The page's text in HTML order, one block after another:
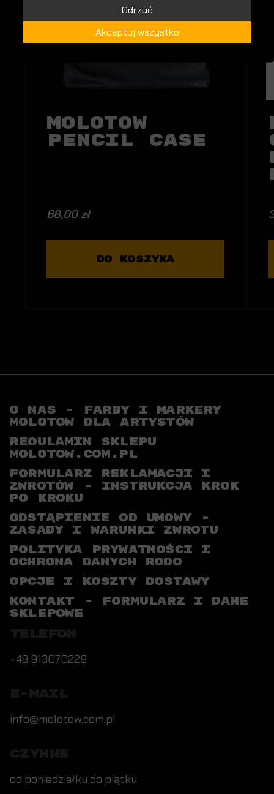
Molotow
Pencil Case
68,00 zł
DO KOSZYKA
O NAS - FARBY I MARKERY
MOLOTOW DLA ARTYSTÓW
REGULAMIN SKLEPU
MOLOTOW.COM.PL
FORMULARZ REKLAMACJI I
ZWROTÓW - INSTRUKCJA KROK
PO KROKU
ODSTĄPIENIE OD UMOWY -
ZASADY I WARUNKI ZWROTU
POLITYKA PRYWATNOŚCI I
OCHRONA DANYCH RODO
OPCJE I KOSZTY DOSTAWY
KONTAKT - FORMULARZ I DANE
SKLEPOWE
+48 913070229
info@molotow.com.pl
od poniedziałku do piątku
Odrzuć
Akceptuj wszystko